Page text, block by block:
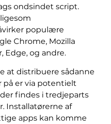
ondsindet script.
populære
Chrome, Mozilla
Edge, og andre.
at distribuere sådanne
er via potentielt
findes i tredjeparts
Installatørerne af
apps kan komme